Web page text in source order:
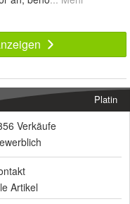
Platin
Verkäufe
Artikel